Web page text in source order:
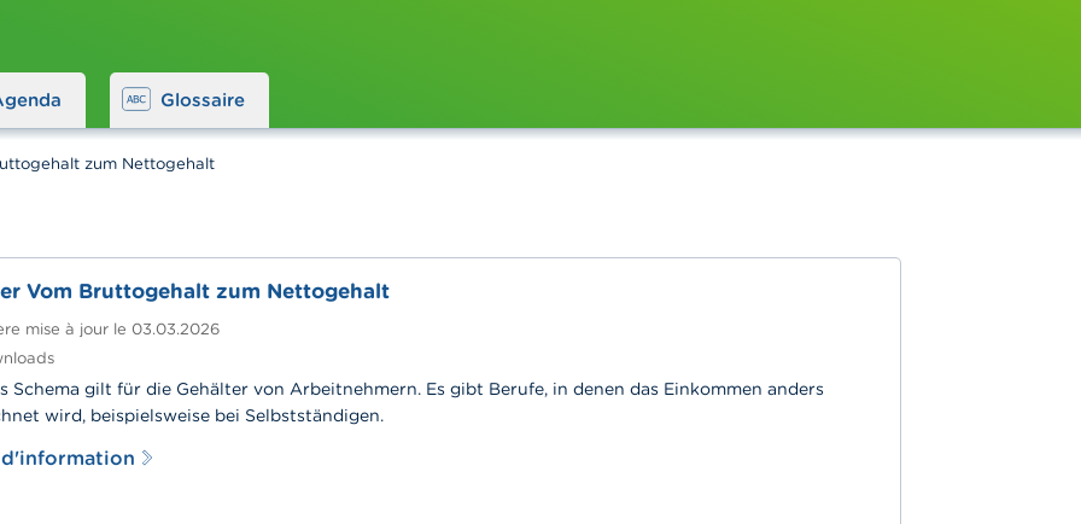
Glossaire
zum Nettogehalt
Vom Bruttogehalt zum Nettogehalt
mise à jour le 03.03.2026
Schema gilt für die Gehälter von Arbeitnehmern. Es gibt Berufe, in denen das Einkommen anders
wird, beispielsweise bei Selbstständigen.
d'information